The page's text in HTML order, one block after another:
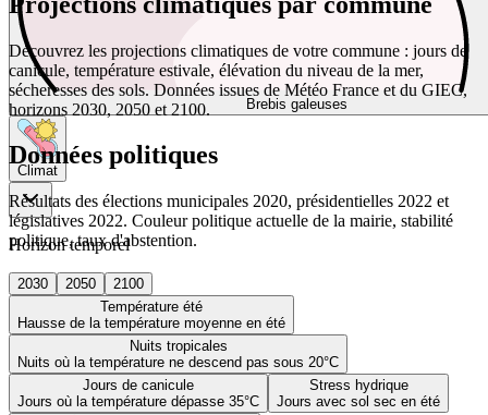
Brebis galeuses
Climat
Horizon temporel
2030 2050
2100
Température été
Hausse de la température moyenne en été
Nuits tropicales
Nuits où la température ne descend pas sous 20°C
Jours de canicule
Jours où la température dépasse 35°C
Stress hydrique
Jours avec sol sec en été
Découvrez les projections climatiques de votre commune : jours de
canicule, température estivale, élévation du niveau de la mer,
sécheresses des sols. Données issues de Météo France et du GIEC,
horizons 2030, 2050 et 2100.
Données politiques
Résultats des élections municipales 2020, présidentielles 2022 et
législatives 2022. Couleur politique actuelle de la mairie, stabilité
politique, taux d'abstention.